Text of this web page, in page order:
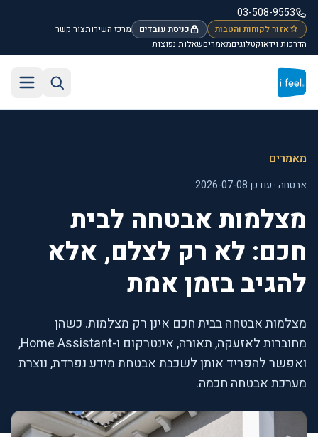
דלג לתוכן הראשי
03-508-9553
אזור לקוחות והטבות כניסת עובדים מרכז השירותצור קשר
הדרכות וידאוקטלוגיםמאמריםשאלות נפוצות
מאמרים
אבטחה · עודכן 2026-07-08
מצלמות אבטחה לבית
חכם: לא רק לצלם, אלא
להגיב בזמן אמת
מצלמות אבטחה בבית חכם אינן רק מצלמות. כשהן
מחוברות לאזעקה, תאורה, אינטרקום ו-Home Assistant,
ואפשר להפריד אותן לשכבת אבטחת מידע נפרדת, נוצרת
מערכת אבטחה חכמה.